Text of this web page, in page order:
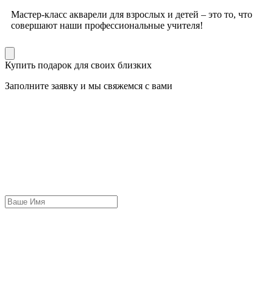
Мастер-класс акварели для взрослых и детей – это то, что
совершают наши профессиональные учителя!
Купить подарок для своих близких
Заполните заявку и мы свяжемся с вами